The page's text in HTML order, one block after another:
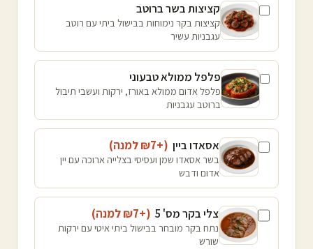
קציצות בשר ברוטב
קציצות בקר נימוחות בבישול ביתי עם רוטב
עגבניות עשיר
פלפל ממולא טבעוני
פלפל אדום ממולא באורז, ירקות ועשבי תיבול
ברוטב עגבניות
אסאדו ביין (+₪
7 למנה)
בשר אסאדו שמן ועסיסי בצלייה ארוכה עם יין
אדום ודבש
צלי בקר מס' 5 (+₪
7 למנה)
נתח בקר מובחר בבישול ביתי איטי עם ירקות
שורש